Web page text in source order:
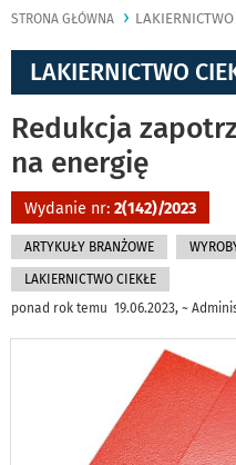
STRONA GŁÓWNA
LAKIERNICTWO
Redukcja
na energię
Wydanie nr: 2(142)/2023
ARTYKUŁY BRANŻOWE
LAKIERNICTWO CIEKŁE
ponad rok temu 19.06.2023, ~